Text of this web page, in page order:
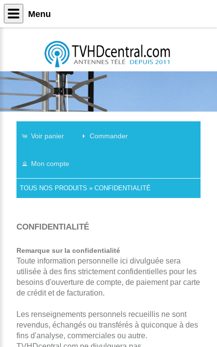
Voir panier Commander
Mon compte
TOUS NOS PRODUITS » CONFIDENTIALITÉ
CONFIDENTIALITÉ
Remarque sur la confidentialité
Toute information personnelle ici divulguée sera
utilisée à des fins strictement confidentielles pour les
besoins d'ouverture de compte, de paiement par carte
de crédit et de facturation.
Les renseignements personnels recueillis ne sont
revendus, échangés ou transférés à quiconque à des
fins d'analyse, commerciales ou autre.
Menu